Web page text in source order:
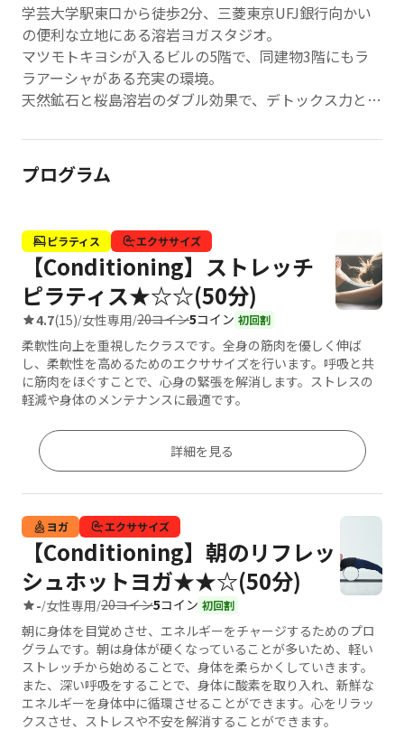
学芸大学駅東口から徒歩2分、三菱東京UFJ銀行向かい
の便利な立地にある溶岩ヨガスタジオ。
マツモトキヨシが入るビルの5階で、同建物3階にもラ
ラアーシャがある充実の環境。
天然鉱石と桜島溶岩のダブル効果で、デトックス力と美
少人数制レッスンで一人ひとりの体の状態を細かくチェ
ック、
無理のないペースで上達可能。 集中力と柔軟性を同時
プログラム
ピラティス エクササイズ
【Conditioning】ストレッチ
ピラティス★☆☆(50分)
4.7(15)/女性専用/20コイン5コイン 初回割
柔軟性向上を重視したクラスです。全身の筋肉を優しく伸ば
し、柔軟性を高めるためのエクササイズを行います。呼吸と共
に筋肉をほぐすことで、心身の緊張を解消します。ストレスの
軽減や身体のメンテナンスに最適です。
詳細を見る
ヨガ エクササイズ
【Conditioning】朝のリフレッ
シュホットヨガ★★☆(50分)
-/女性専用/20コイン5コイン 初回割
朝に身体を目覚めさせ、エネルギーをチャージするためのプロ
グラムです。朝は身体が硬くなっていることが多いため、軽い
ストレッチから始めることで、身体を柔らかくしていきます。
また、深い呼吸をすることで、身体に酸素を取り入れ、新鮮な
エネルギーを身体中に循環させることができます。心をリラッ
クスさせ、ストレスや不安を解消することができます。